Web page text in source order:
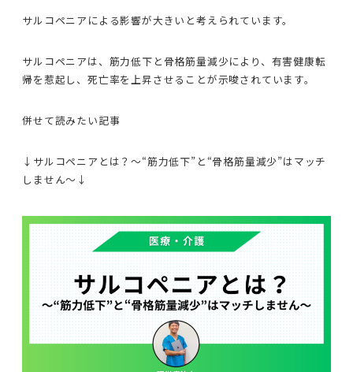
サルコペニアによる影響が大きいと考えられています。
サルコペニアは、筋力低下と骨格筋量減少により、有害健康転
帰を惹起し、死亡率を上昇させることが示唆されています。
併せて読みたい記事
↓サルコペニアとは？〜“筋力低下”と“骨格筋量減少”はマッチ
しません〜↓